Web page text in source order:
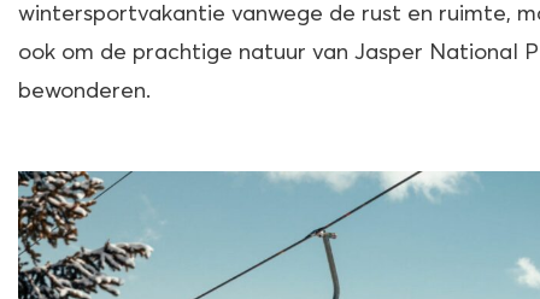
wintersportvakantie vanwege de rust en ruimte,
ook om de prachtige natuur van Jasper National
bewonderen.